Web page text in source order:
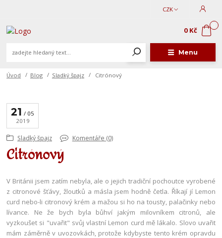
Menu
CZK
0 Kč
Úvod Blog Sladký špajz Citrónový
21
05
2019
Sladký špajz Komentáře (0)
Citrónový
V Británii jsem zatím nebyla, ale o jejich tradiční pochoutce vyrobené
z citronové šťávy, žloutků a másla jsem hodně četla. Říkají jí Lemon
curd nebo-li citronový krém a mažou si ho na tousty, palačinky nebo
lívance. Ne že bych byla bůhví jakým milovníkem citronů, ale
vyzkoušet si "uvařit" svůj vlastní Lemon curd mě lákalo. Slovo uvařit
mám záměrně v uvozovkách, protože kdybyste tento krém opravdu